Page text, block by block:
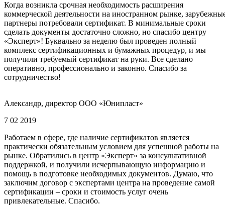
Когда возникла срочная необходимость расширения
коммерческой деятельности на иностранном рынке,
партнеры потребовали сертификат. В минимальные сроки
сделать документы достаточно сложно, но спасибо центру
«Эксперт»! Буквально за неделю был проведен полный
комплекс сертификационных и бумажных процедур, и мы
получили требуемый сертификат на руки. Все сделано
оперативно, профессионально и законно. Спасибо за
сотрудничество!
Александр, директор ООО «Юнипласт»
7 02 2019
Работаем в сфере, где наличие сертификатов является
практически обязательным условием для успешной работы на
рынке. Обратились в центр «Эксперт» за консультативной
поддержкой, и получили исчерпывающую информацию и
помощь в подготовке необходимых документов. Думаю, что
заключим договор с экспертами центра на проведение самой
сертификации – сроки и стоимость услуг очень
привлекательные. Спасибо.